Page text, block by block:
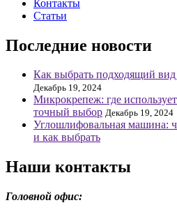
Контакты
Статьи
Последние новости
Как выбрать подходящий
Декабрь 19, 2024
Микрокрепеж: где
точный выбор Декабрь 19, 2024
Углошлифовальная машина:
и как выбрать
Наши контакты
Головной офис: